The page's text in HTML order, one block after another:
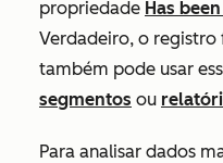
propriedade Has
Verdadeiro, o registro
também pode usar
segmentos ou
Para analisar dados